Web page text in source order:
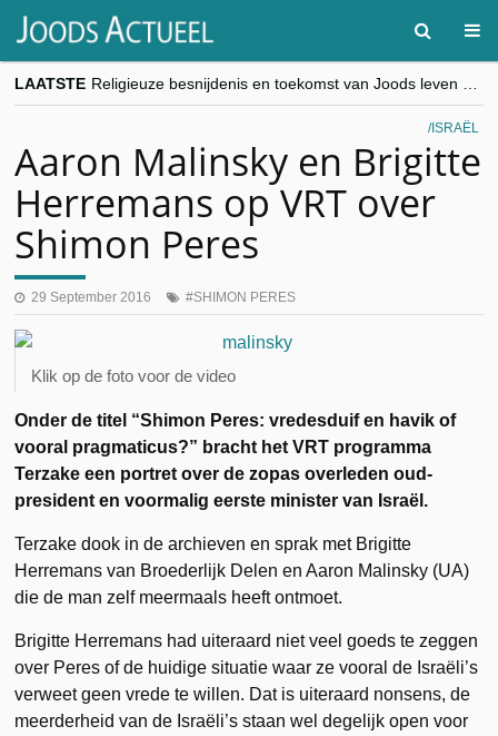
LAATSTE
“Besnijdenisdebat toont hoe moeilijk seculiere Westen minderheden begrijpt”, Jinnih Beels (Vooruit)
CITYTRIP | ROEMENIË – Boekarest: de verrassing van Oost-Europa
goKosher lanceert nieuwe website en samenwerking met Mishpacha voor kosher travel en simchas wereldwijd
ISRAËL
Aaron Malinsky en Brigitte
Herremans op VRT over
Shimon Peres
29 September 2016 SHIMON PERES
Klik op de foto voor de video
Onder de titel “Shimon Peres: vredesduif en havik of
vooral pragmaticus?” bracht het VRT programma
Terzake een portret over de zopas overleden oud-
president en voormalig eerste minister van Israël.
Terzake dook in de archieven en sprak met Brigitte
Herremans van Broederlijk Delen en Aaron Malinsky (UA)
die de man zelf meermaals heeft ontmoet.
Brigitte Herremans had uiteraard niet veel goeds te zeggen
over Peres of de huidige situatie waar ze vooral de Israëli’s
verweet geen vrede te willen. Dat is uiteraard nonsens, de
meerderheid van de Israëli’s staan wel degelijk open voor